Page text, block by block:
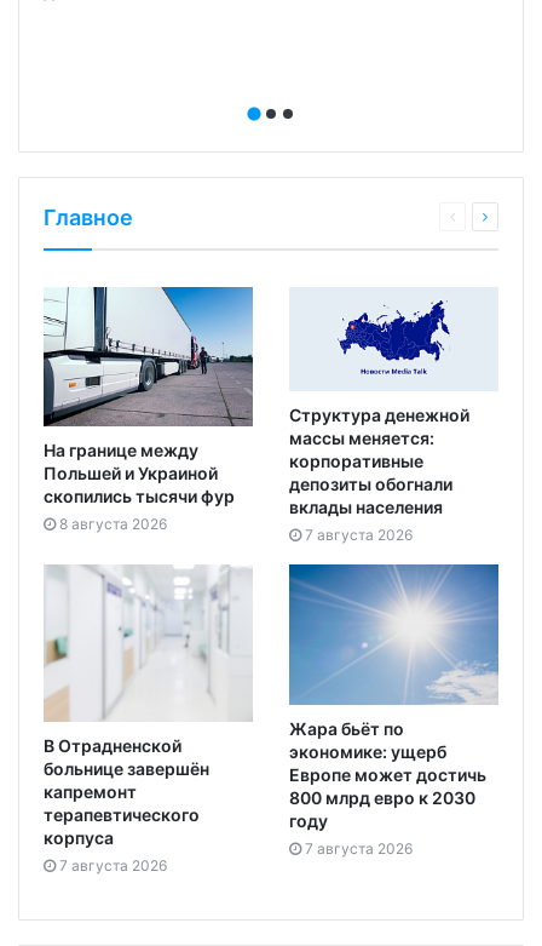
Главное
На границе между
Польшей и Украиной
скопились тысячи фур
8 августа 2026
Структура денежной
массы меняется:
корпоративные
депозиты обогнали
вклады населения
7 августа 2026
В Отрадненской
больнице завершён
капремонт
терапевтического
корпуса
7 августа 2026
Жара бьёт по
экономике: ущерб
Европе может достичь
800 млрд евро к 2030
году
7 августа 2026